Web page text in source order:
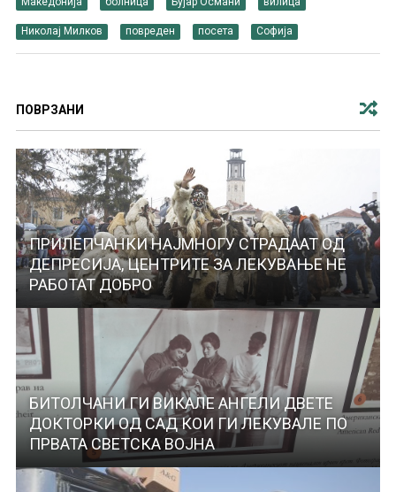
Николај Милков повреден посета Софија
ПОВРЗАНИ
ПРИЛЕПЧАНКИ НАЈМНОГУ СТРАДААТ ОД
ДЕПРЕСИЈА, ЦЕНТРИТЕ ЗА ЛЕКУВАЊЕ НЕ
РАБОТАТ ДОБРО
БИТОЛЧАНИ ГИ ВИКАЛЕ АНГЕЛИ ДВЕТЕ
ДОКТОРКИ ОД САД КОИ ГИ ЛЕКУВАЛЕ ПО
ПРВАТА СВЕТСКА ВОЈНА